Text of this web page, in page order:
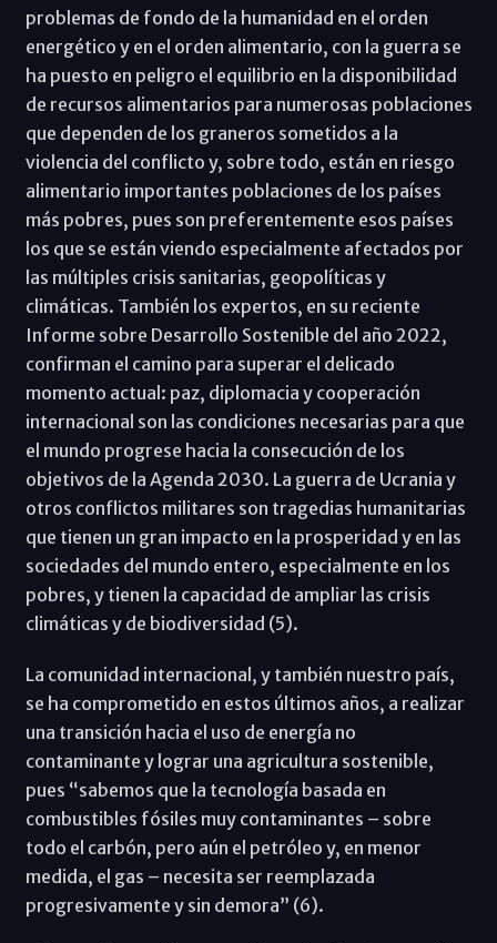
problemas de fondo de la humanidad en el orden
energético y en el orden alimentario, con la guerra se
ha puesto en peligro el equilibrio en la disponibilidad
de recursos alimentarios para numerosas poblaciones
que dependen de los graneros sometidos a la
violencia del conflicto y, sobre todo, están en riesgo
alimentario importantes poblaciones de los países
más pobres, pues son preferentemente esos países
los que se están viendo especialmente afectados por
las múltiples crisis sanitarias, geopolíticas y
climáticas. También los expertos, en su reciente
Informe sobre Desarrollo Sostenible del año 2022,
confirman el camino para superar el delicado
momento actual: paz, diplomacia y cooperación
internacional son las condiciones necesarias para que
el mundo progrese hacia la consecución de los
objetivos de la Agenda 2030. La guerra de Ucrania y
otros conflictos militares son tragedias humanitarias
que tienen un gran impacto en la prosperidad y en las
sociedades del mundo entero, especialmente en los
pobres, y tienen la capacidad de ampliar las crisis
climáticas y de biodiversidad (5).
La comunidad internacional, y también nuestro país,
se ha comprometido en estos últimos años, a realizar
una transición hacia el uso de energía no
contaminante y lograr una agricultura sostenible,
pues “sabemos que la tecnología basada en
combustibles fósiles muy contaminantes – sobre
todo el carbón, pero aún el petróleo y, en menor
medida, el gas – necesita ser reemplazada
progresivamente y sin demora” (6).